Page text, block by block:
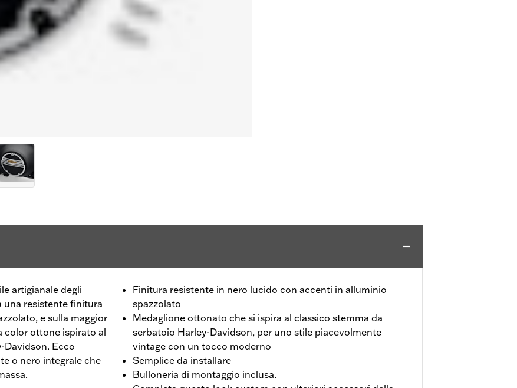
artigianale degli
una resistente finitura
e sulla maggior
color ottone ispirato al
Davidson. Ecco
o nero integrale che
Finitura resistente in nero lucido con accenti in alluminio
spazzolato
Medaglione ottonato che si ispira al classico stemma da
serbatoio Harley-Davidson, per uno stile piacevolmente
vintage con un tocco moderno
Semplice da installare
Bulloneria di montaggio inclusa.